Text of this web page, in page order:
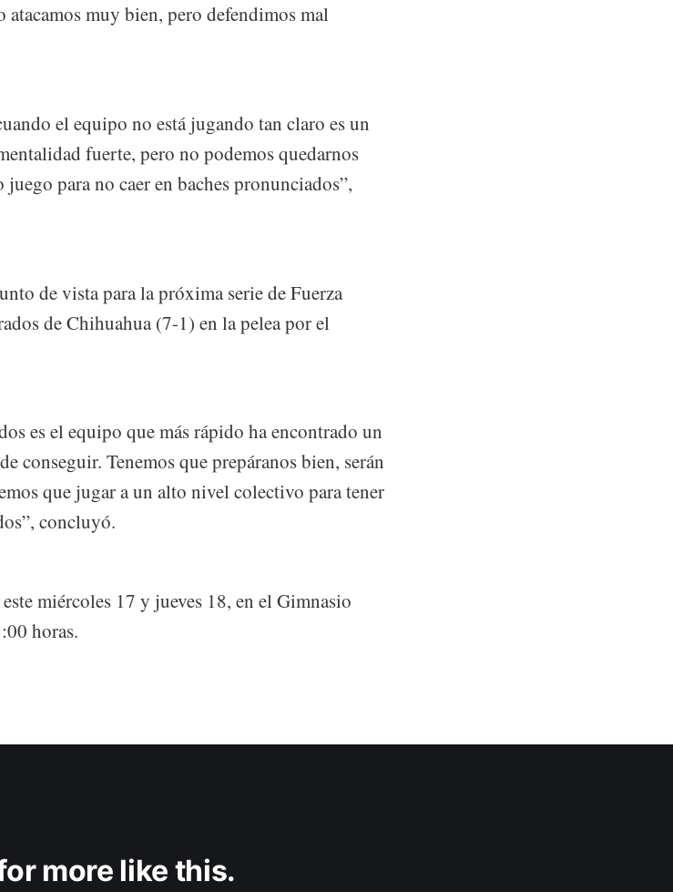
muy bien, pero defendimos mal
el equipo no está jugando tan claro es un
fuerte, pero no podemos quedarnos
para no caer en baches pronunciados”,
de vista para la próxima serie de Fuerza
de Chihuahua (7-1) en la pelea por el
es el equipo que más rápido ha encontrado un
conseguir. Tenemos que prepáranos bien, serán
que jugar a un alto nivel colectivo para tener
concluyó.
miércoles 17 y jueves 18, en el Gimnasio
horas.
more like this.